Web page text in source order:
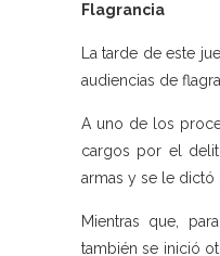
Flagrancia
La tarde de este
audiencias de
A uno de los
cargos por el
armas y se le dictó
Mientras que,
también se inició